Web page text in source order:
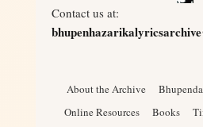
Contact us at:
About the Archive
Online Resources
Books